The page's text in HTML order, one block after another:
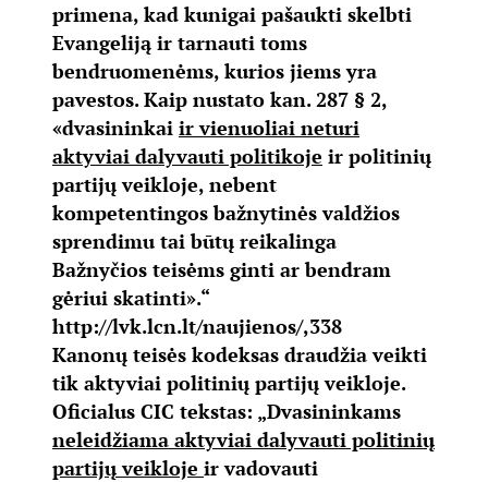
primena, kad kunigai pašaukti skelbti
Evangeliją ir tarnauti toms
bendruomenėms, kurios jiems yra
pavestos. Kaip nustato kan. 287 § 2,
«dvasininkai ir vienuoliai neturi
aktyviai dalyvauti politikoje ir politinių
partijų veikloje, nebent
kompetentingos bažnytinės valdžios
sprendimu tai būtų reikalinga
Bažnyčios teisėms ginti ar bendram
gėriui skatinti».“
http://lvk.lcn.lt/naujienos/,338
Kanonų teisės kodeksas draudžia veikti
tik aktyviai politinių partijų veikloje.
Oficialus CIC tekstas: „Dvasininkams
neleidžiama aktyviai dalyvauti politinių
partijų veikloje ir vadovauti